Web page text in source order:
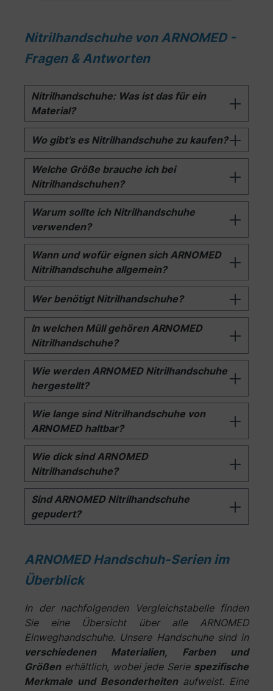
Nitrilhandschuhe von ARNOMED -
Fragen & Antworten
Nitrilhandschuhe: Was ist das für ein
Material?
Wo gibt’s es Nitrilhandschuhe zu kaufen?
Welche Größe brauche ich bei
Nitrilhandschuhen?
Warum sollte ich Nitrilhandschuhe
verwenden?
Wann und wofür eignen sich ARNOMED
Nitrilhandschuhe allgemein?
Wer benötigt Nitrilhandschuhe?
In welchen Müll gehören ARNOMED
Nitrilhandschuhe?
Wie werden ARNOMED Nitrilhandschuhe
hergestellt?
Wie lange sind Nitrilhandschuhe von
ARNOMED haltbar?
Wie dick sind ARNOMED
Nitrilhandschuhe?
Sind ARNOMED Nitrilhandschuhe
gepudert?
ARNOMED Handschuh-Serien im
Überblick
In der nachfolgenden Vergleichstabelle finden
Sie eine Übersicht über alle ARNOMED
Einweghandschuhe. Unsere Handschuhe sind in
verschiedenen Materialien, Farben und
Größenerhältlich, wobei jede Serie spezifische
Merkmale und Besonderheitenaufweist. Eine